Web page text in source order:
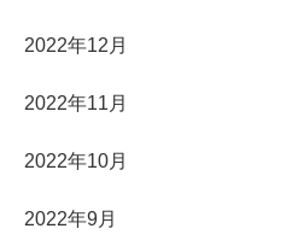
2022年12月
2022年11月
2022年10月
2022年9月